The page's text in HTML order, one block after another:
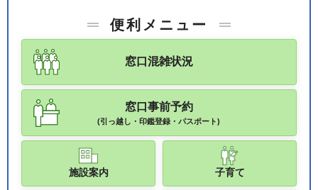
便利メニュー
窓口混雑状況
窓口事前予約
(引っ越し・印鑑登録・パスポート)
施設案内 子育て